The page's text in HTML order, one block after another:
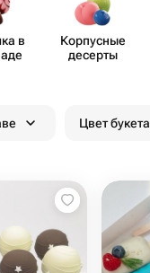
в
Корпусные
десерты
Цвет букета